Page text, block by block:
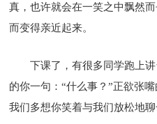
真，也许就会在一笑之中飘然
而变得亲近起来。
下课了，有很多同学跑上
的你一句：“什么事？”正欲张
我们多想你笑着与我们放松地聊